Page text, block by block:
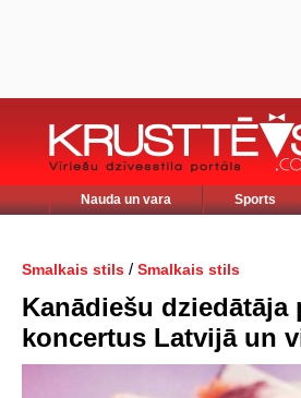
Nauda un vara Sports
Smalkais stils / Smalkais stils
Kanādiešu dziedātāja
koncertus Latvijā un